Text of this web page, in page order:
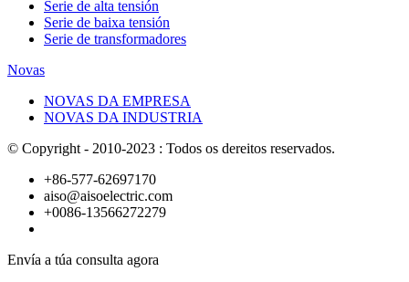
Serie de alta tensión
Serie de baixa tensión
Serie de transformadores
Novas
NOVAS DA EMPRESA
NOVAS DA INDUSTRIA
© Copyright - 2010-2023 : Todos os dereitos reservados.
+86-577-62697170
aiso@aisoelectric.com
+0086-13566272279
Envía a túa consulta agora